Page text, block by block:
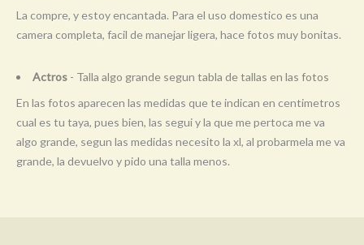
La compre, y estoy encantada. Para el uso domestico es una
camera completa, facil de manejar ligera, hace fotos muy bonitas.
Actros - Talla algo grande segun tabla de tallas en las fotos
En las fotos aparecen las medidas que te indican en centimetros
cual es tu taya, pues bien, las segui y la que me pertoca me va
algo grande, segun las medidas necesito la xl, al probarmela me va
grande, la devuelvo y pido una talla menos.